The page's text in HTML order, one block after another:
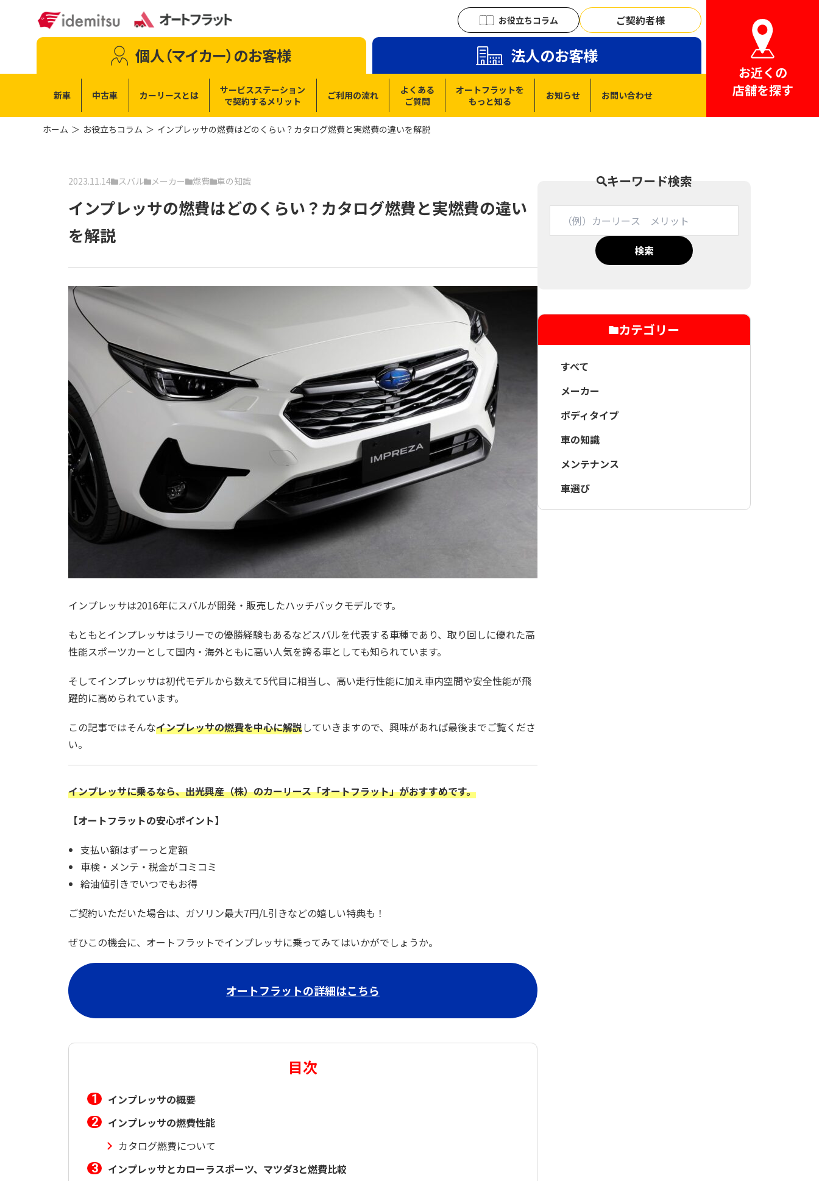
お役立ちコラム ご契約者様
個人（マイカー） のお客様 法人のお客様
新車 中古車 カーリースとは
サービスステーション
で契約するメリット ご利用の流れ
よくある
ご質問
オートフラットを
もっと知る
お知らせ お問い合わせ
お近くの
店舗を探す
ホーム お役立ちコラム インプレッサの燃費はどのくらい？カタログ燃費と実燃費の違いを解説
2023.11.14 スバル メーカー 燃費 車の知識
インプレッサの燃費はどのくらい？カタログ燃費と実燃費の違い
を解説
インプレッサは2016年にスバルが開発・販売したハッチバックモデルです。
もともとインプレッサはラリーでの優勝経験もあるなどスバルを代表する車種であり、取り回しに優れた高
性能スポーツカーとして国内・海外ともに高い人気を誇る車としても知られています。
そしてインプレッサは初代モデルから数えて5代目に相当し、高い走行性能に加え車内空間や安全性能が飛
躍的に高められています。
この記事ではそんなインプレッサの燃費を中心に解説していきますので、興味があれば最後までご覧くださ
い。
インプレッサに乗るなら、出光興産（株）のカーリース「オートフラット」がおすすめです。
【オートフラットの安心ポイント】
支払い額はずーっと定額
車検・メンテ・税金がコミコミ
給油値引きでいつでもお得
ご契約いただいた場合は、ガソリン最大7円/L引きなどの嬉しい特典も！
ぜひこの機会に、オートフラットでインプレッサに乗ってみてはいかがでしょうか。
オートフラットの詳細はこちら
目次
インプレッサの概要
インプレッサの燃費性能
カタログ燃費について
インプレッサとカローラスポーツ、マツダ3と燃費比較
キーワード検索
検索
カテゴリー
すべて
メーカー
ボディタイプ
車の知識
メンテナンス
車選び